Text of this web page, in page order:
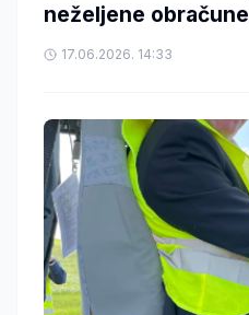
neželjene obračune
17.06.2026. 14:33